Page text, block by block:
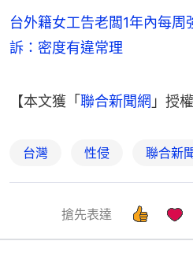
台外籍女工告老闆1年內每
訴：密度有違常理
【本文獲「聯合新聞網 」授
台灣 性侵 聯合新
搶先表達